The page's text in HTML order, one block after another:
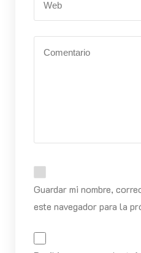
Guardar mi nombre,
este navegador para la